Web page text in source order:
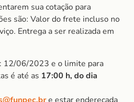
sua cotação para
são: Valor do frete incluso no
Entrega a ser realizada em
12/06/2023 e o limite para
é até as 17:00 h, do dia